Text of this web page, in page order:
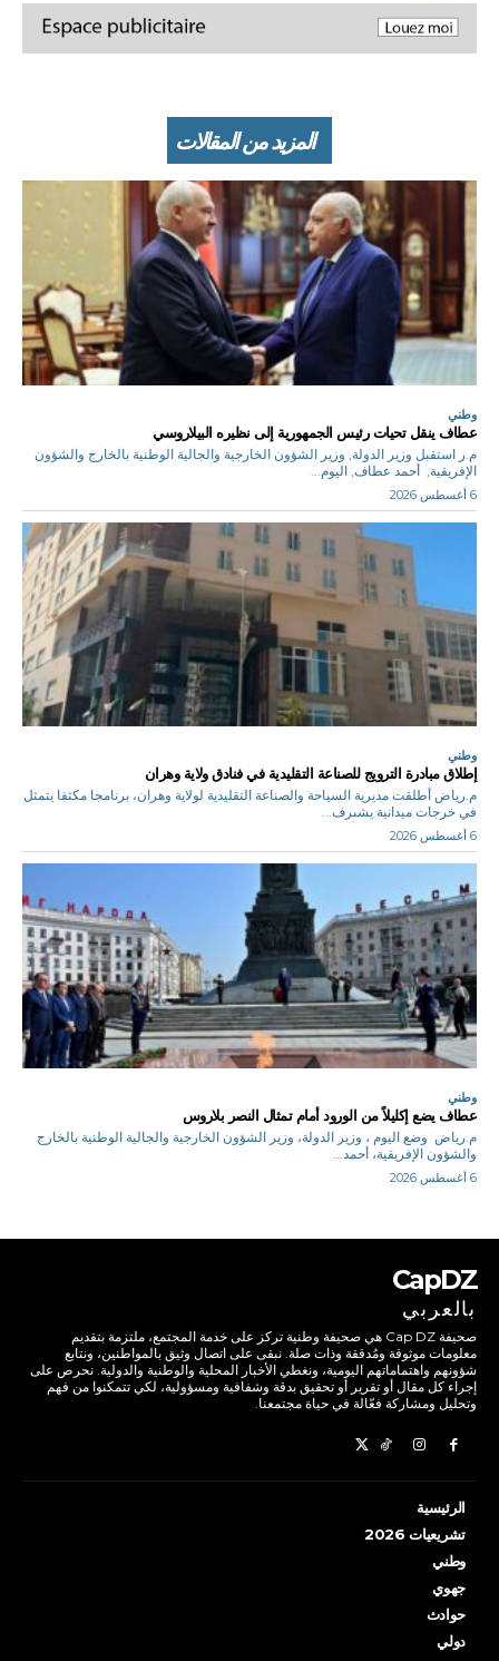
المزيد من المقالات
وطني
عطاف ينقل تحيات رئيس الجمهورية إلى نظيره البيلاروسي
م.ر استقبل وزير الدولة, وزير الشؤون الخارجية والجالية الوطنية بالخارج والشؤون
الإفريقية, أحمد عطاف, اليوم...
6 أغسطس 2026
وطني
إطلاق مبادرة الترويج للصناعة التقليدية في فنادق ولاية وهران
م.رياض أطلقت مديرية السياحة والصناعة التقليدية لولاية وهران، برنامجا مكثفا يتمثل
في خرجات ميدانية يشىرف...
6 أغسطس 2026
وطني
عطاف يضع إكليلاً من الورود أمام تمثال النصر بلاروس
م.رياض وضع اليوم ، وزير الدولة، وزير الشؤون الخارجية والجالية الوطنية بالخارج
والشؤون الإفريقية، أحمد...
6 أغسطس 2026
CapDZ
بالعربي
صحيفة Cap DZ هي صحيفة وطنية تركز على خدمة المجتمع، ملتزمة بتقديم
معلومات موثوقة ومُدققة وذات صلة. نبقى على اتصال وثيق بالمواطنين، ونتابع
شؤونهم واهتماماتهم اليومية، ونغطي الأخبار المحلية والوطنية والدولية. نحرص على
إجراء كل مقال أو تقرير أو تحقيق بدقة وشفافية ومسؤولية، لكي تتمكنوا من فهم
وتحليل ومشاركة فعّالة في حياة مجتمعنا.
الرئيسية
تشريعيات 2026
وطني
جهوي
حوادث
دولي